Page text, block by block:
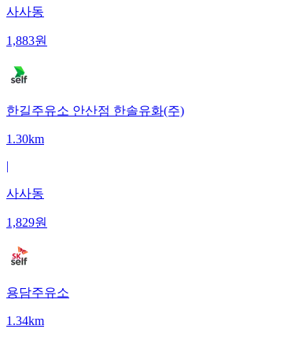
사사동
1,883원
한길주유소 안산점 한솔유화(주)
1.30km
|
사사동
1,829원
용담주유소
1.34km